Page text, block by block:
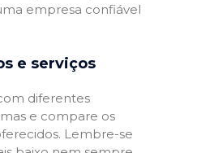
empresa confiável
e serviços
diferentes
e compare os
Lembre-se